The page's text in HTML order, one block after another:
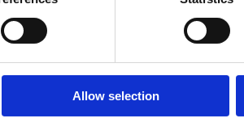
Allow selection